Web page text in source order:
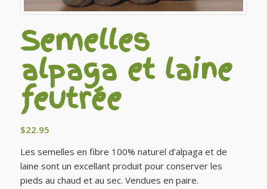
Semelles
alpaga et laine
feutrée
$22.95
Les semelles en fibre 100% naturel d’alpaga et de
laine sont un excellant produit pour conserver les
pieds au chaud et au sec. Vendues en paire.